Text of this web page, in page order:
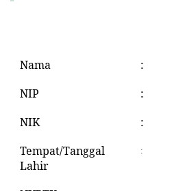
Nama
:
NIP
:
NIK
:
Tempat/Tanggal
Lahir
: